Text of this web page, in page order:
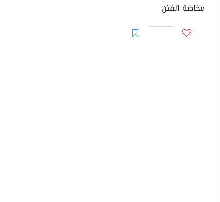
مخاضة الفتن